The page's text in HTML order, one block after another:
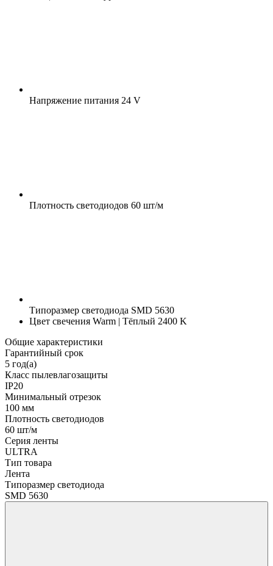
Напряжение питания 24 V
Плотность светодиодов 60 шт/м
Типоразмер светодиода SMD 5630
Цвет свечения Warm | Тёплый 2400 K
Общие характеристики
Гарантийный срок
5 год(а)
Класс пылевлагозащиты
IP20
Минимальный отрезок
100 мм
Плотность светодиодов
60 шт/м
Серия ленты
ULTRA
Тип товара
Лента
Типоразмер светодиода
SMD 5630